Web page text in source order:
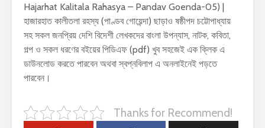
Hajarhat Kalitala Rahasya – Pandav Goenda-05) |
হাজারহাত কালীতলা রহস্য (পাণ্ডব গোয়েন্দা) ছাড়াও ষষ্ঠীপদ চট্টোপাধ্যায়
সহ সকল জনপ্রিয় দেশি বিদেশী লেখকদের বাংলা উপন্যাস, নাটক, কবিতা,
গল্প ও সকল ধরণের বইয়ের পিডিএফ (pdf) খুব সহজেই এক ক্লিক এ
ডাউনলোড করতে পারবেন অথবা স্বপ্নবিলাপ এ অনলাইনেই পড়তে
পারবেন।
Thanks for Recommend!